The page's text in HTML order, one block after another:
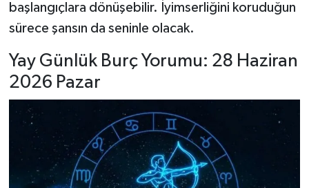
başlangıçlara dönüşebilir. İyimserliğini koruduğun
sürece şansın da seninle olacak.
Yay Günlük Burç Yorumu: 28 Haziran
2026 Pazar